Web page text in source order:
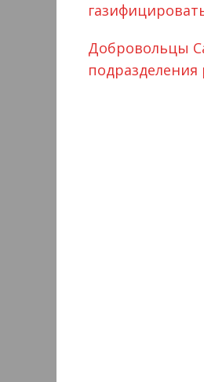
Добровольцы
подразделения